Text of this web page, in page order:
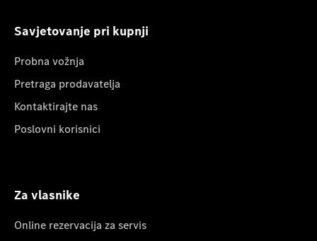
Savjetovanje pri kupnji
Probna vožnja
Pretraga prodavatelja
Kontaktirajte nas
Poslovni korisnici
Za vlasnike
Online rezervacija za servis